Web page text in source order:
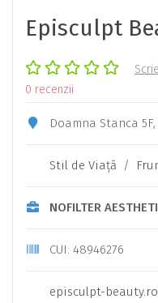
Episculpt
0 recenzii
Doamna Stanca
Stil de Viaţă /
NOFILTER
CUI: 48946276
episculpt-beauty.ro